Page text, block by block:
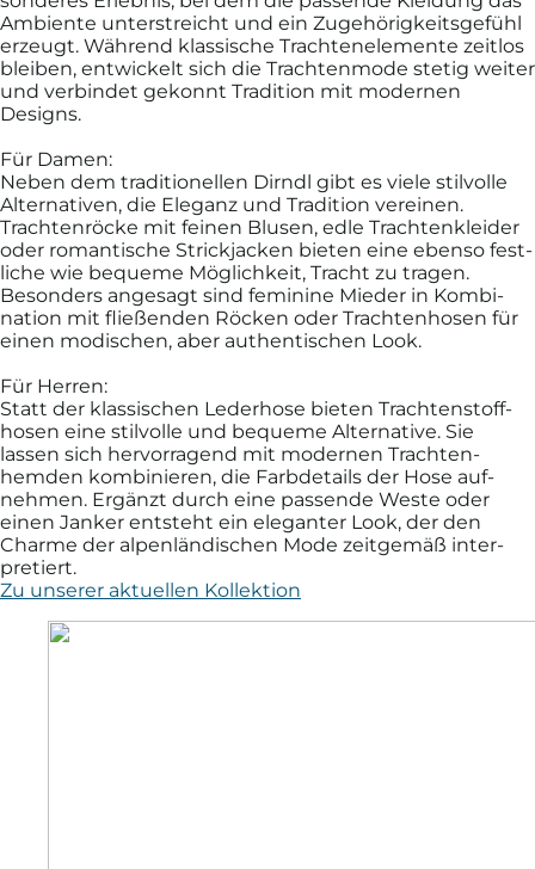
Am­biente unter­streicht und ein Zu­gehörig­keits­gefühl
er­zeugt. Während klassische Trachten­elemente zeit­los
bleiben, ent­wickelt sich die Trachten­mode stetig weiter
und ver­bindet ge­konnt Tradi­tion mit moder­nen
Designs.
Für Damen:
Neben dem traditionellen Dirndl gibt es viele stil­volle
Alter­nativen, die Ele­ganz und Tradi­tion ver­einen.
Trachten­röcke mit feinen Blusen, edle Trachten­kleider
oder roman­tische Strick­jacken bieten eine eben­so fest­
liche wie be­queme Mög­lichkeit, Tracht zu tragen.
Besonders an­ge­sagt sind femi­nine Mieder in Kombi­
nation mit fließen­den Röcken oder Trachten­hosen für
einen mo­dischen, aber authen­tischen Look.
Für Herren:
Statt der klassischen Leder­hose bieten Trachten­stoff­
hosen eine stil­volle und be­queme Alternative. Sie
lassen sich her­vor­ragend mit mo­dernen Trachten­
hemden kombi­nieren, die Farb­details der Hose auf­
nehmen. Er­gänzt durch eine passende Weste oder
einen Janker ent­steht ein ele­ganter Look, der den
Charme der alpen­ländischen Mode zeit­gemäß inter­
pretiert.
Zu unserer aktuellen Kollektion